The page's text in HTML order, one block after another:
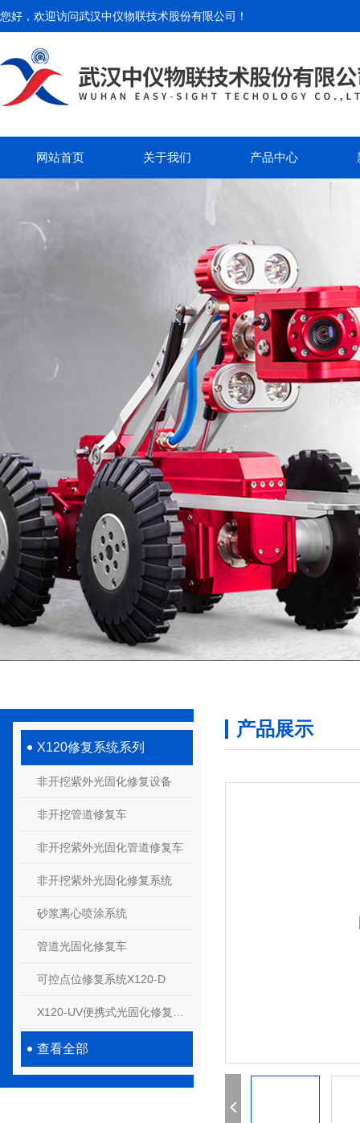
您好，欢迎访问武汉中仪物联技术股份有限公司 ！
网站首页 关于我们 产品中心
X120修复系统系列
非开挖紫外光固化修复设备
非开挖管道修复车
非开挖紫外光固化管道修复车
非开挖紫外光固化修复系统
砂浆离心喷涂系统
管道光固化修复车
可控点位修复系统X120-D
查看全部
产品展示